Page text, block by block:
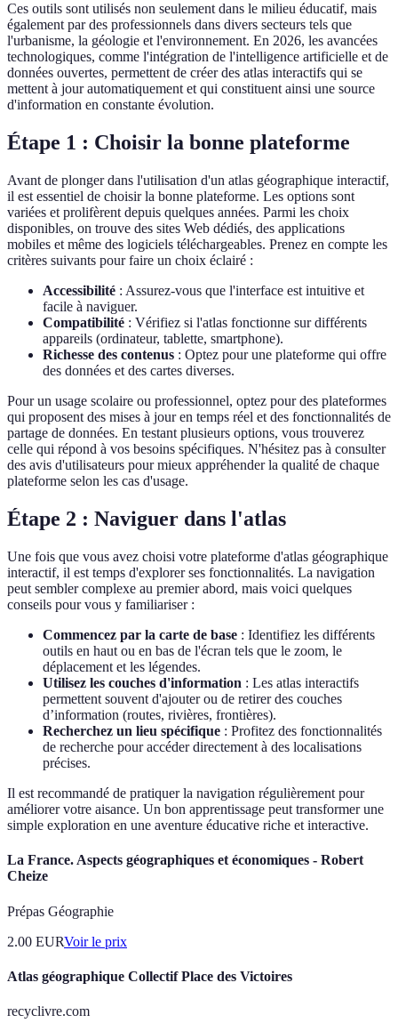
Ces outils sont utilisés non seulement dans le milieu éducatif, mais
également par des professionnels dans divers secteurs tels que
l'urbanisme, la géologie et l'environnement. En 2026, les avancées
technologiques, comme l'intégration de l'intelligence artificielle et de
données ouvertes, permettent de créer des atlas interactifs qui se
mettent à jour automatiquement et qui constituent ainsi une source
d'information en constante évolution.
Étape 1 : Choisir la bonne plateforme
Avant de plonger dans l'utilisation d'un atlas géographique interactif,
il est essentiel de choisir la bonne plateforme. Les options sont
variées et prolifèrent depuis quelques années. Parmi les choix
disponibles, on trouve des sites Web dédiés, des applications
mobiles et même des logiciels téléchargeables. Prenez en compte les
critères suivants pour faire un choix éclairé :
Accessibilité : Assurez-vous que l'interface est intuitive et
facile à naviguer.
Compatibilité : Vérifiez si l'atlas fonctionne sur différents
appareils (ordinateur, tablette, smartphone).
Richesse des contenus : Optez pour une plateforme qui offre
des données et des cartes diverses.
Pour un usage scolaire ou professionnel, optez pour des plateformes
qui proposent des mises à jour en temps réel et des fonctionnalités de
partage de données. En testant plusieurs options, vous trouverez
celle qui répond à vos besoins spécifiques. N'hésitez pas à consulter
des avis d'utilisateurs pour mieux appréhender la qualité de chaque
plateforme selon les cas d'usage.
Étape 2 : Naviguer dans l'atlas
Une fois que vous avez choisi votre plateforme d'atlas géographique
interactif, il est temps d'explorer ses fonctionnalités. La navigation
peut sembler complexe au premier abord, mais voici quelques
conseils pour vous y familiariser :
Commencez par la carte de base : Identifiez les différents
outils en haut ou en bas de l'écran tels que le zoom, le
déplacement et les légendes.
Utilisez les couches d'information : Les atlas interactifs
permettent souvent d'ajouter ou de retirer des couches
d’information (routes, rivières, frontières).
Recherchez un lieu spécifique : Profitez des fonctionnalités
de recherche pour accéder directement à des localisations
précises.
Il est recommandé de pratiquer la navigation régulièrement pour
améliorer votre aisance. Un bon apprentissage peut transformer une
simple exploration en une aventure éducative riche et interactive.
La France. Aspects géographiques et économiques - Robert
Cheize
Prépas Géographie
2.00 EURVoir le prix
Atlas géographique Collectif Place des Victoires
recyclivre.com